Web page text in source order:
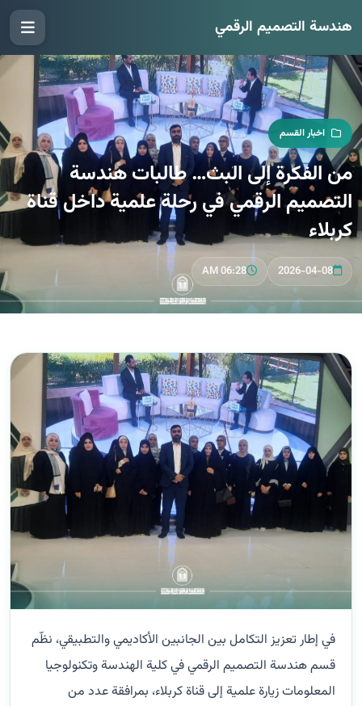
هندسة التصميم الرقمي
اخبار القسم
من الفكرة إلى البث… طالبات هندسة
التصميم الرقمي في رحلة علمية داخل قناة
كربلاء
2026-04-08
06:28 AM
في إطار تعزيز التكامل بين الجانبين الأكاديمي والتطبيقي، نظّم
قسم هندسة التصميم الرقمي في كلية الهندسة وتكنولوجيا
المعلومات زيارة علمية إلى قناة كربلاء، بمرافقة عدد من